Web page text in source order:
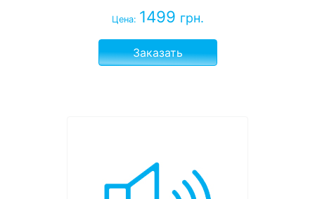
Цена: 1499 грн.
Заказать